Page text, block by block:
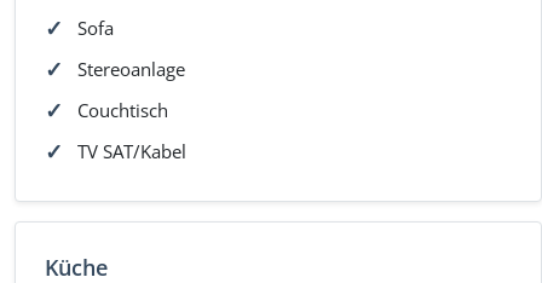
Sofa
Stereoanlage
Couchtisch
TV SAT/Kabel
Küche